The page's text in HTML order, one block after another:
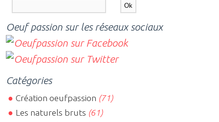
Oeuf passion sur les réseaux sociaux
Catégories
Création oeufpassion (71)
Les naturels bruts (61)